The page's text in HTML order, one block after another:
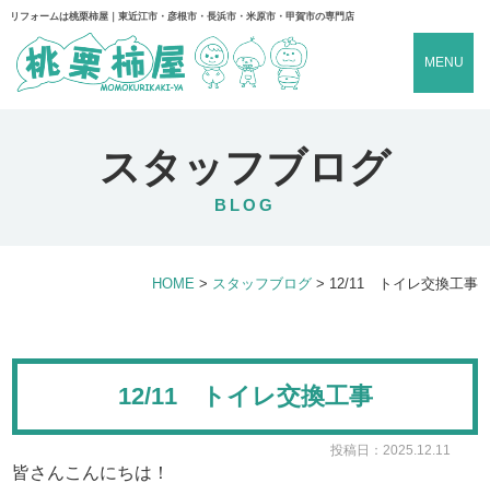
リフォームは桃栗柿屋｜東近江市・彦根市・長浜市・米原市・甲賀市の専門店
MENU
スタッフブログ
BLOG
HOME > スタッフブログ> 12/11 トイレ交換工事
12/11 トイレ交換工事
投稿日：2025.12.11
皆さんこんにちは！